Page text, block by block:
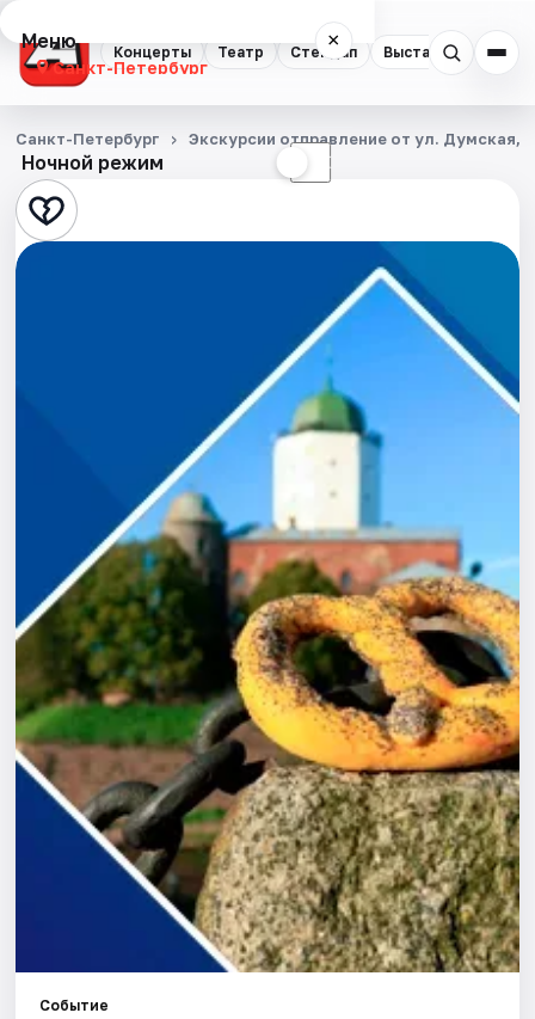
Концерты Театр Стендап Выставки
Меню ×
Санкт-Петербург
Концерты
Театр
Стендап
Города
Площадки
Артисты
Рейтинги
Ночной режим ☾
Санкт-Петербург Экскурсии отправление от ул. Думская,
Событие